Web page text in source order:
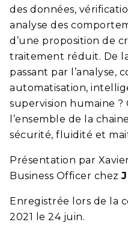
des données,
analyse des
d’une proposition de
traitement réduit. De
passant par l’analyse,
automatisation,
supervision humaine
l’ensemble de la
sécurité, fluidité et
Présentation par
Business Officer chez
Enregistrée lors de la
2021 le 24 juin.